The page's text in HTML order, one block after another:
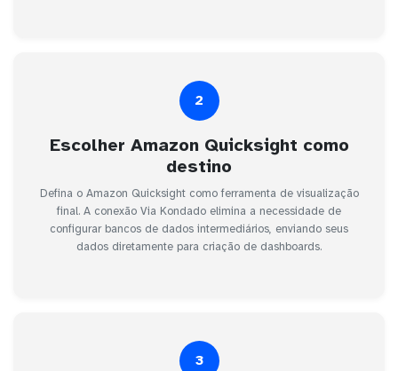
2
Escolher Amazon Quicksight como
destino
Defina o Amazon Quicksight como ferramenta de visualização
final. A conexão Via Kondado elimina a necessidade de
configurar bancos de dados intermediários, enviando seus
dados diretamente para criação de dashboards.
3